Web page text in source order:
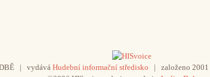
| vydává Hudební informační středisko | založeno